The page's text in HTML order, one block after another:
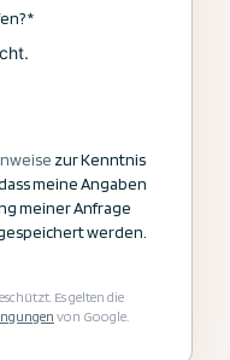
*
zur Kenntnis
meine Angaben
meiner Anfrage
werden.
Es gelten die
von Google.